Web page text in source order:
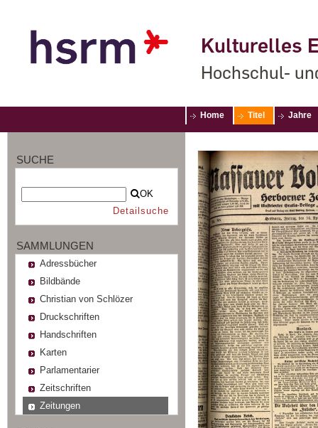
Kulturelles
Hochschul-
Home Titel Jahre
SUCHE
OK
Detailsuche
SAMMLUNGEN
Adressbücher
Bildbände
Christian von Schlözer
Druckschriften
Handschriften
Karten
Parlamentarier
Zeitschriften
Zeitungen